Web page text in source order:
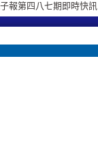
報第四八七期即時快訊